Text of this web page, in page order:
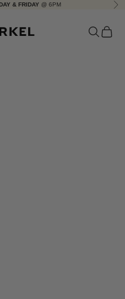
& FRIDAY @ 6PM
Search
Cart